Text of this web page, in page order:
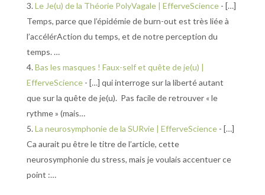
Le Je(u) de la Théorie PolyVagale | EfferveScience- […]
Temps, parce que l’épidémie de burn-out est très liée à
l’accélérAction du temps, et de notre perception du
temps. …
Bas les masques ! Faux-self et quête de je(u) |
EfferveScience- […] qui interroge sur la liberté autant
que sur la quête de je(u). Pas facile de retrouver « le
rythme » (mais…
La neurosymphonie de la SURvie | EfferveScience- […]
Ca aurait pu être le titre de l’article, cette
neurosymphonie du stress, mais je voulais accentuer ce
point :…